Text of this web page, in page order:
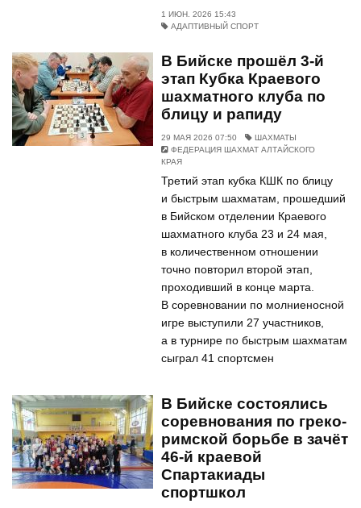
1 ИЮН. 2026 15:43
АДАПТИВНЫЙ СПОРТ
В Бийске прошёл 3-й
этап Кубка Краевого
шахматного клуба по
блицу и рапиду
29 МАЯ 2026 07:50
ШАХМАТЫ
ФЕДЕРАЦИЯ ШАХМАТ АЛТАЙСКОГО
КРАЯ
Третий этап кубка КШК по блицу
и быстрым шахматам, прошедший
в Бийском отделении Краевого
шахматного клуба 23 и 24 мая,
в количественном отношении
точно повторил второй этап,
проходивший в конце марта.
В соревновании по молниеносной
игре выступили 27 участников,
а в турнире по быстрым шахматам
сыграл 41 спортсмен
В Бийске состоялись
соревнования по греко-
римской борьбе в зачёт
46-й краевой
Спартакиады
спортшкол